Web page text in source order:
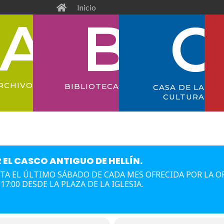
Inicio
BIBLIOTECA
CASA DE LA
CULTURA
CASCO ANTIGUO DE HELLÍN.
EL ÚLTIMO SÁBADO DE CADA MES OFRECIDA POR LA
DESDE LA PLAZA DE LA IGLESIA.